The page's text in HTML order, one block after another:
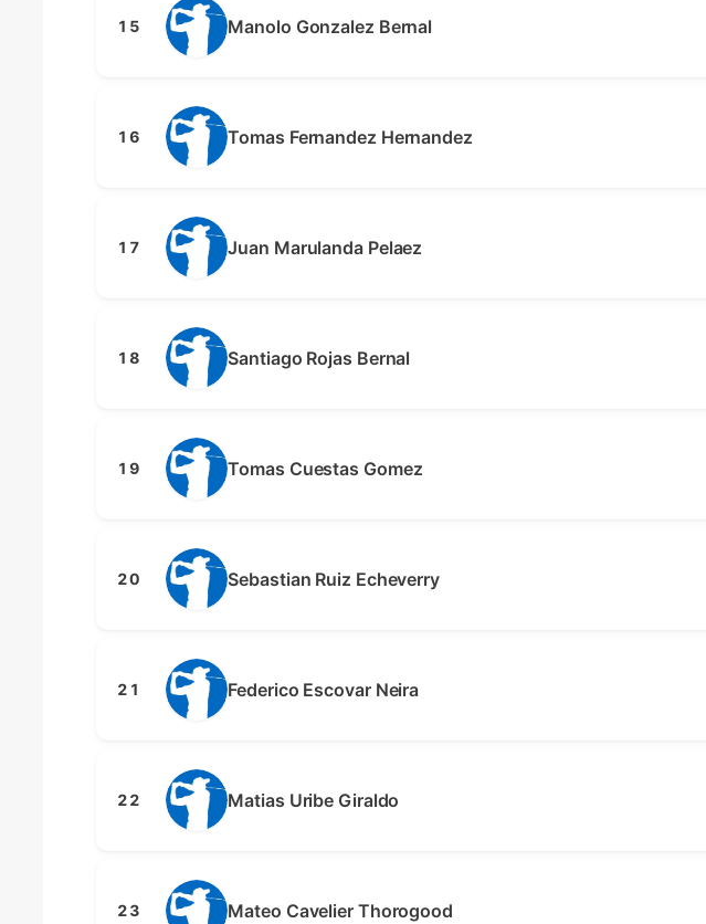
15 Manolo Gonzalez Bernal
16 Tomas Fernandez Hernandez
17 Juan Marulanda Pelaez
18 Santiago Rojas Bernal
19 Tomas Cuestas Gomez
20 Sebastian Ruiz Echeverry
21 Federico Escovar Neira
22 Matias Uribe Giraldo
23 Mateo Cavelier Thorogood